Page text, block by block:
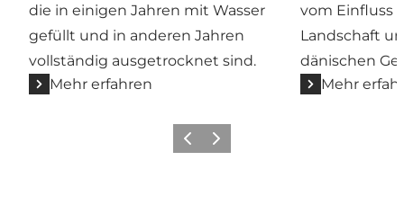
die in einigen Jahren mit Wasser
gefüllt und in anderen Jahren
vollständig ausgetrocknet sind.
Mehr erfahren
vom Einfluss
Landschaft
dänischen
Mehr
ZurückWeiter